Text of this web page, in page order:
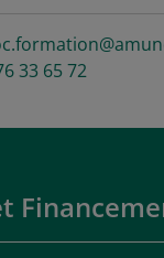
33 65 72